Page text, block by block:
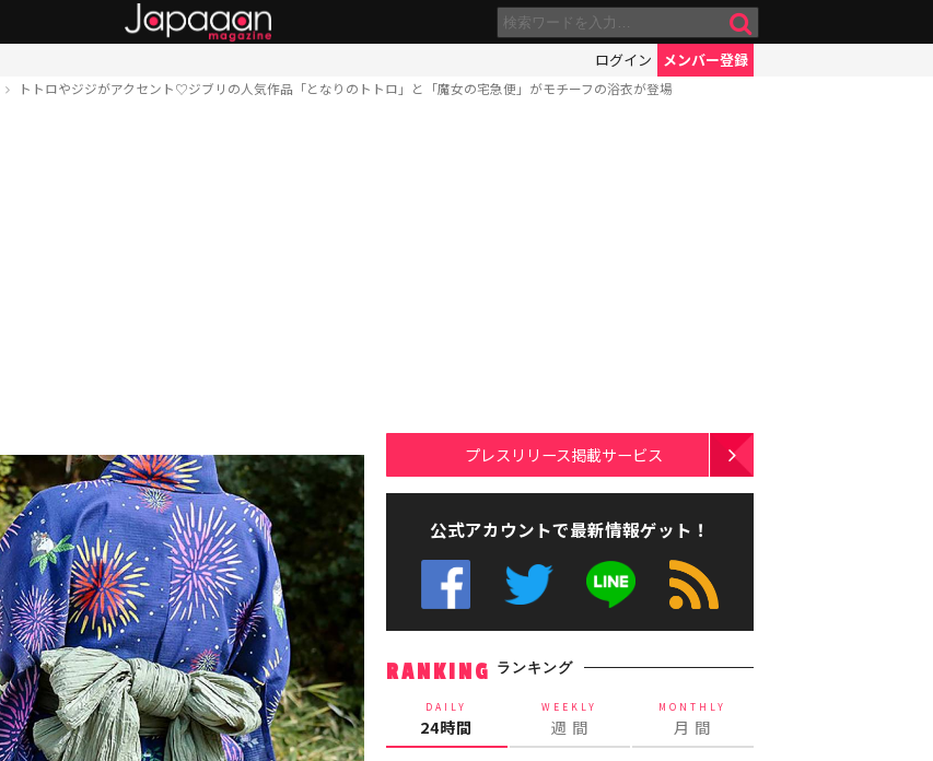
ログイン メンバー登録
トトロやジジがアクセント♡ジブリの人気作品「となりのトトロ」と「魔女の宅急便」がモチーフの浴衣が登場
プレスリリース掲載サービス
公式アカウントで最新情報ゲット！
RANKING ランキング
DAILY
24時間
WEEKLY
週 間
MONTHLY
月 間